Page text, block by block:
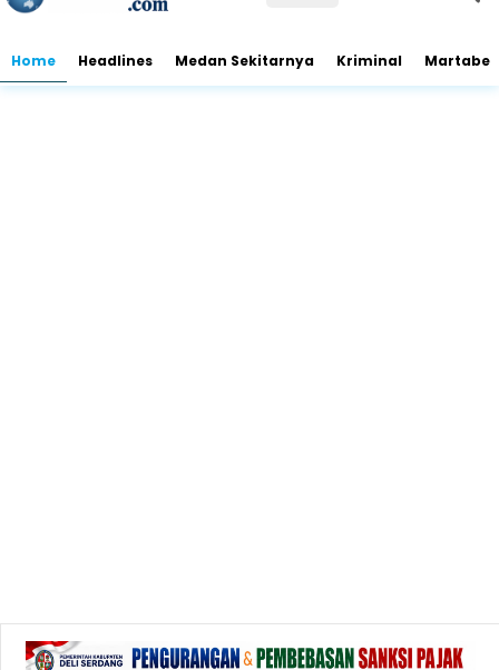
Home Headlines Medan Sekitarnya Kriminal Martabe